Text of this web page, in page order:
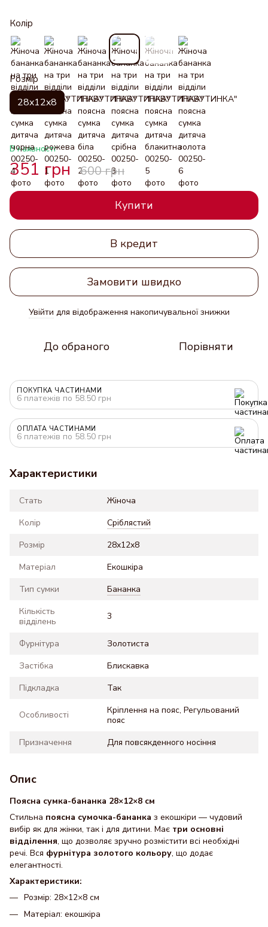
Колір
Розмір
28x12x8
В наявності
351 грн 600 грн
Купити
В кредит
Замовити швидко
Увійти для відображення накопичувальної знижки
До обраного Порівняти
ПОКУПКА ЧАСТИНАМИ
6 платежів по 58.50 грн
ОПЛАТА ЧАСТИНАМИ
6 платежів по 58.50 грн
Характеристики
Стать
Жіноча
Колір
Сріблястий
Розмір
28x12x8
Матеріал
Екошкіра
Тип сумки
Бананка
Кількість
відділень
3
Фурнітура
Золотиста
Застібка
Блискавка
Підкладка
Так
Особливості
Кріплення на пояс, Регульований
пояс
Призначення
Для повсякденного носіння
Опис
Поясна сумка-бананка 28×12×8 см
Стильна поясна сумочка-бананка з екошкіри — чудовий
вибір як для жінки, так і для дитини. Має три основні
відділення, що дозволяє зручно розмістити всі необхідні
речі. Вся фурнітура золотого кольору, що додає
елегантності.
Характеристики:
Розмір: 28×12×8 см
Матеріал: екошкіра